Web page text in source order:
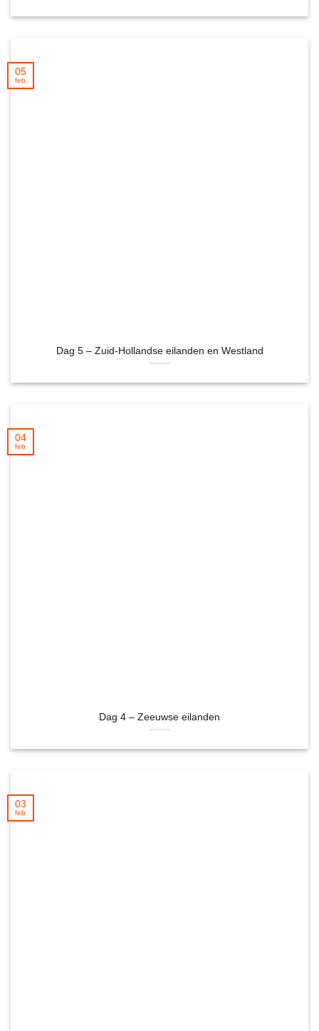
Dag 5 – Zuid-Hollandse eilanden en Westland
05
feb
Dag 4 – Zeeuwse eilanden
04
feb
03
feb